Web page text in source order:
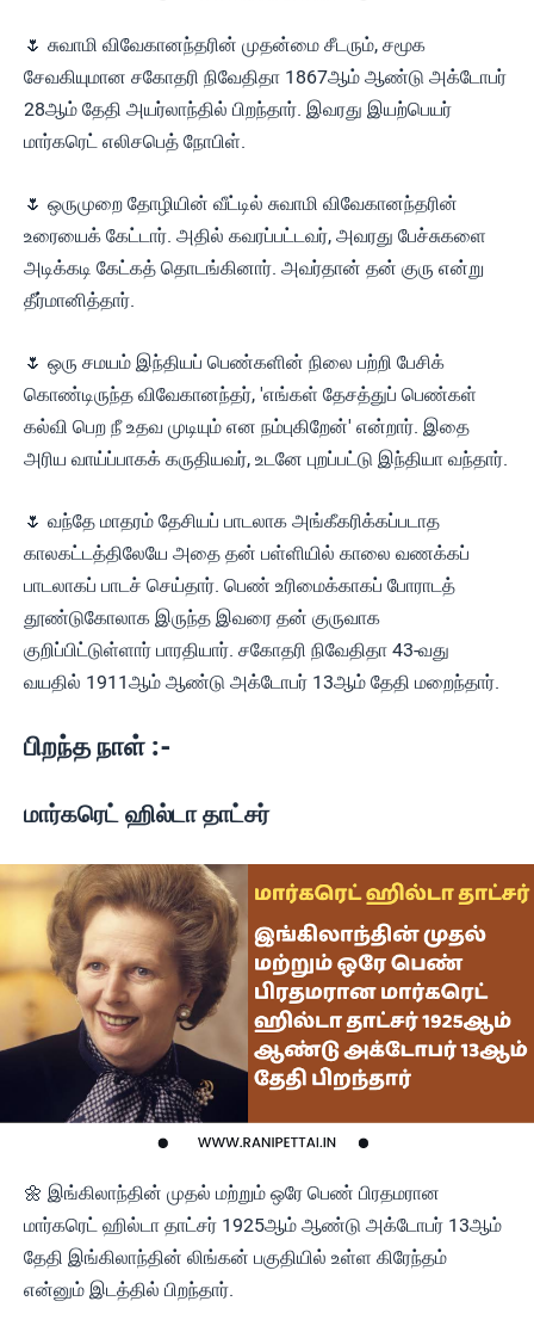
🌷 சுவாமி விவேகானந்தரின் முதன்மை சீடரும், சமூக
சேவகியுமான சகோதரி நிவேதிதா 1867ஆம் ஆண்டு அக்டோபர்
28ஆம் தேதி அயர்லாந்தில் பிறந்தார். இவரது இயற்பெயர்
மார்கரெட் எலிசபெத் நோபிள்.
🌷 ஒருமுறை தோழியின் வீட்டில் சுவாமி விவேகானந்தரின்
உரையைக் கேட்டார். அதில் கவரப்பட்டவர், அவரது பேச்சுகளை
அடிக்கடி கேட்கத் தொடங்கினார். அவர்தான் தன் குரு என்று
தீர்மானித்தார்.
🌷 ஒரு சமயம் இந்தியப் பெண்களின் நிலை பற்றி பேசிக்
கொண்டிருந்த விவேகானந்தர், 'எங்கள் தேசத்துப் பெண்கள்
கல்வி பெற நீ உதவ முடியும் என நம்புகிறேன்' என்றார். இதை
அரிய வாய்ப்பாகக் கருதியவர், உடனே புறப்பட்டு இந்தியா வந்தார்.
🌷 வந்தே மாதரம் தேசியப் பாடலாக அங்கீகரிக்கப்படாத
காலகட்டத்திலேயே அதை தன் பள்ளியில் காலை வணக்கப்
பாடலாகப் பாடச் செய்தார். பெண் உரிமைக்காகப் போராடத்
தூண்டுகோலாக இருந்த இவரை தன் குருவாக
குறிப்பிட்டுள்ளார் பாரதியார். சகோதரி நிவேதிதா 43-வது
வயதில் 1911ஆம் ஆண்டு அக்டோபர் 13ஆம் தேதி மறைந்தார்.
பிறந்த நாள் :-
மார்கரெட் ஹில்டா தாட்சர்
🌼 இங்கிலாந்தின் முதல் மற்றும் ஒரே பெண் பிரதமரான
மார்கரெட் ஹில்டா தாட்சர் 1925ஆம் ஆண்டு அக்டோபர் 13ஆம்
தேதி இங்கிலாந்தின் லிங்கன் பகுதியில் உள்ள கிரேந்தம்
என்னும் இடத்தில் பிறந்தார்.